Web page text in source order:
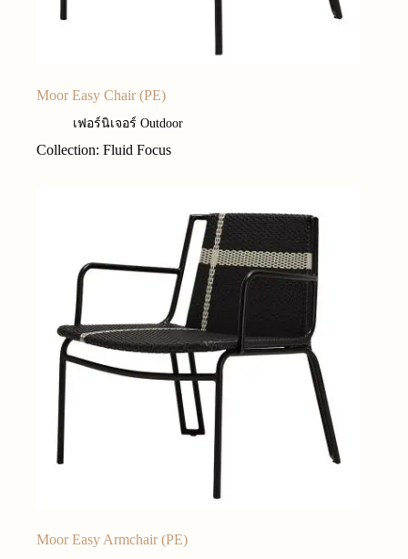
Moor Easy Chair (PE)
เฟอร์นิเจอร์ Outdoor
Collection: Fluid Focus
Moor Easy Armchair (PE)